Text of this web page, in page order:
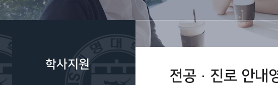
취·창업지원처
학생활동
LINC+ 사업단
부속기관
부설연구소
Photo SMU
S:MU 스포츠 아카데
미
S:MU FoodLap 또
학사지원
전공·진로 안내